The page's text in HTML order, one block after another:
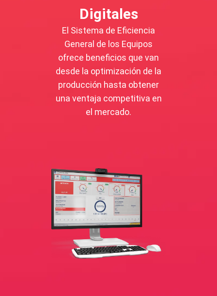
Digitales
El Sistema de Eficiencia
General de los Equipos
ofrece beneficios que van
desde la optimización de la
producción hasta obtener
una ventaja competitiva en
el mercado.